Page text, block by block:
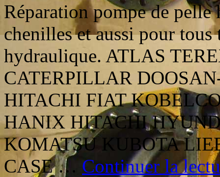
Réparation pompe de
chenilles et aussi pour
hydraulique. ATLAS
CATERPILLAR
HITACHI FIAT
HANIX HITACHI
KOMATSU KUBOTA
CASE … Continuer la